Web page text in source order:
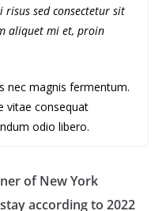
risus sed consectetur sit
aliquet mi et, proin
nec magnis fermentum.
vitae consequat
odio libero.
of New York
according to 2022